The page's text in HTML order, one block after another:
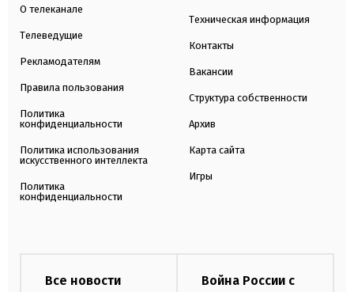
О телеканале
Телеведущие
Рекламодателям
Правила пользования
Политика
конфиденциальности
Политика использования
искусственного интеллекта
Политика
конфиденциальности
Техническая информация
Контакты
Вакансии
Структура собственности
Архив
Карта сайта
Игры
Все новости
Война России с